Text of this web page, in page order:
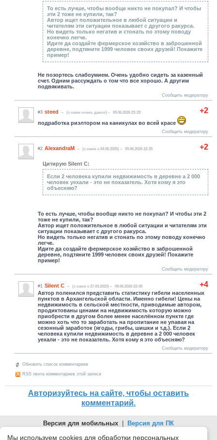
То есть лучше, чтобы вообще никто не покупал? И чтобы
эти 2 тоже не купили, так?
Автор ищет положительное в любой ситуации и
читателям эти ситуации показывает с другого ракурса.
Но видеть только негатив и стонать по этому поводу
конечно легче.
Идите да создайте фермерское хозяйство в заброшенной
деревне, подтяните 1999 человек своих друзей! Покажите
пример!
Не позортесь слабоумием. Очень удобно сидеть за казенный
счет. Одним рассуждать о том что все хорошо. А другим
подвякивать.
Сообщить модератору
+2
#3 steed (c нами очень давно) 09.06.2026 23:23
подработка риэлтором на каникулах во всей красе
Сообщить модератору
+2
#2 AlexandraM (c нами с 04.06.2025) 09.06.2026 22:25
Цитирую Silent C:
Если 2 человека купили недвижимость в деревне а 2 000
человек уехали - это не показатель. Хотя кому я это
объесняю?
То есть лучше, чтобы вообще никто не покупал? И чтобы эти 2
тоже не купили, так?
Автор ищет положительное в любой ситуации и читателям эти
ситуации показывает с другого ракурса.
Но видеть только негатив и стонать по этому поводу конечно
легче.
Идите да создайте фермерское хозяйство в заброшенной
деревне, подтяните 1999 человек своих друзей! Покажите
пример!
Сообщить модератору
+4
#1 Silent C (c нами с 27.03.2023) 09.06.2026 22:05
Автор поленился представить статистику гибели населенных
пунктов в Архангельской области. Именно гибели! Цены на
недвижимость в сельской местности, приводимые автором,
продиктованы ценами на недвижимость которую можно
приобрести в другом более менее населённом пункте где
можно хоть что то заработать на пропитание не упавая на
сезонный заработок (ягоды, грибы, шишки и т.д.). Если 2
человека купили недвижимость в деревне а 2 000 человек
уехали - это не показатель. Хотя кому я это объесняю?
Сообщить модератору
Обновить список комментариев
RSS лента комментариев этой записи
Авторизуйтесь на сайте, чтобы оставить
комментарий.
Версия для мобильных | Версия для ПК
© 2026 Беломорканал Северодвинск tv29.ru
Мы используем cookies для обработки персональных